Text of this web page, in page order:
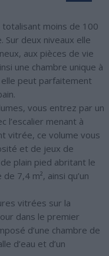
moins de 100
Sur deux niveaux elle
aux pièces de vie
une chambre unique à
elle peut parfaitement
vous entrez par un
l’escalier menant à
vitrée, ce volume vous
et de jeux de
plain pied abritant le
7,4 m², ainsi qu’un
vitrées sur la
dans le premier
d’une chambre de
d’eau et d’un